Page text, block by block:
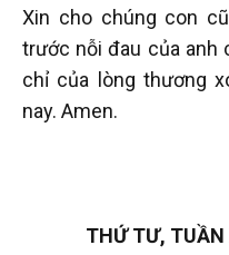
Xin cho chúng con
trước nỗi đau của anh
chỉ của lòng thương
nay. Amen.
THỨ TƯ, TUẦN